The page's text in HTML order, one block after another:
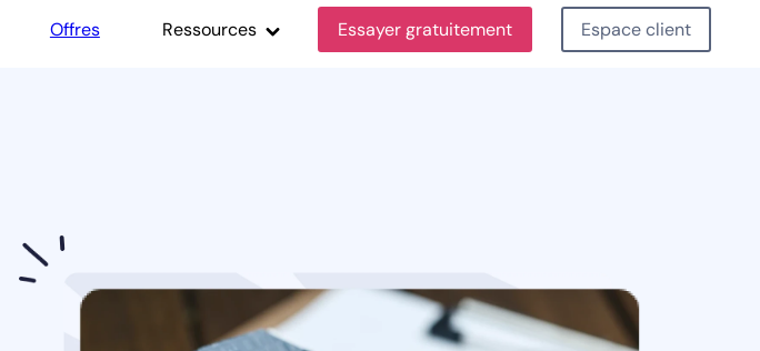
Offres Ressources Essayer gratuitement Espace client